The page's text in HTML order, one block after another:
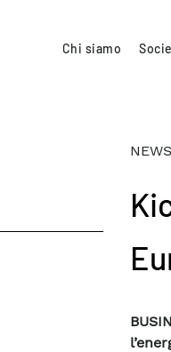
Chi siamo